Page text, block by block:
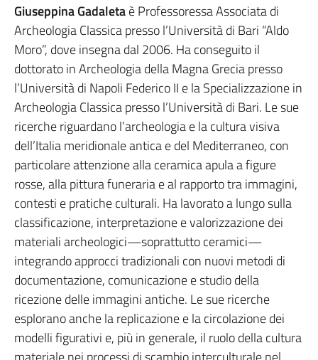
Giuseppina Gadaletaè Professoressa Associata di
Archeologia Classica presso l’Università di Bari “Aldo
Moro”, dove insegna dal 2006. Ha conseguito il
dottorato in Archeologia della Magna Grecia presso
l’Università di Napoli Federico II e la Specializzazione in
Archeologia Classica presso l’Università di Bari. Le sue
ricerche riguardano l’archeologia e la cultura visiva
dell’Italia meridionale antica e del Mediterraneo, con
particolare attenzione alla ceramica apula a figure
rosse, alla pittura funeraria e al rapporto tra immagini,
contesti e pratiche culturali. Ha lavorato a lungo sulla
classificazione, interpretazione e valorizzazione dei
materiali archeologici—soprattutto ceramici—
integrando approcci tradizionali con nuovi metodi di
documentazione, comunicazione e studio della
ricezione delle immagini antiche. Le sue ricerche
esplorano anche la replicazione e la circolazione dei
modelli figurativi e, più in generale, il ruolo della cultura